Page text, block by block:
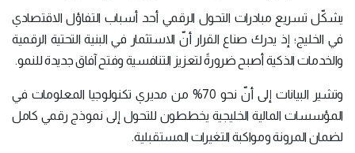
يشكّل تسريع مبادرات التحول الرقمي أحد أسباب التفاؤل الاقتصادي
في الخليج؛ إذ يدرك صناع القرار أنّ الاستثمار في البنية التحتية الرقمية
والخدمات الذكية أصبح ضرورةً لتعزيز التنافسية وفتح آفاق جديدة للنمو.
وتشير البيانات إلى أنّ نحو 70% من مديري تكنولوجيا المعلومات في
المؤسسات المالية الخليجية يخططون للتحول إلى نموذج رقمي كامل
لضمان المرونة ومواكبة التغيرات المستقبلية.